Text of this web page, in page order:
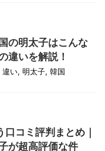
の明太子はこんな
違いを解説！
違い, 明太子, 韓国
コミ評判まとめ｜
が超高評価な件